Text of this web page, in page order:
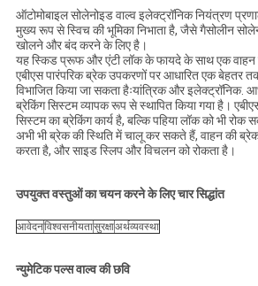
ऑटोमोबाइल सोलेनोइड वाल्व इलेक्ट्रॉनिक नियंत्रण
मुख्य रूप से स्विच की भूमिका निभाता है, जैसे गैसोलीन
खोलने और बंद करने के लिए है।
यह स्किड प्रूफ और एंटी लॉक के फायदे के साथ एक वाहन
एबीएस पारंपरिक ब्रेक उपकरणों पर आधारित एक बेहतर
विभाजित किया जा सकता हैःयांत्रिक और इलेक्ट्रॉनिक.
ब्रेकिंग सिस्टम व्यापक रूप से स्थापित किया गया है।
सिस्टम का ब्रेकिंग कार्य है, बल्कि पहिया लॉक को भी रोक
अभी भी ब्रेक की स्थिति में चालू कर सकते हैं, वाहन की ब्रेक
करता है, और साइड स्लिप और विचलन को रोकता है।
उपयुक्त वस्तुओं का चयन करने के लिए चार सिद्धांत
आवेदनविश्वसनीयतासुरक्षाअर्थव्यवस्था
न्युमेटिक पल्स वाल्व की छवि